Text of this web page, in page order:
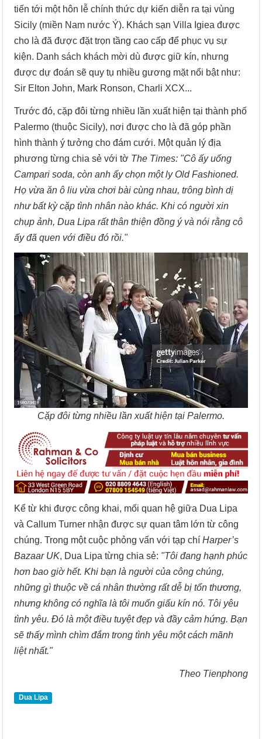
tiến tới một hôn lễ chính thức dự kiến diễn ra tại vùng
Sicily (miền Nam nước Ý). Khách sạn Villa Igiea được
cho là đã được đặt trọn tầng cao cấp để phục vụ sự
kiện. Danh sách khách mời dù được giữ kín, nhưng
được dự đoán sẽ quy tụ nhiều gương mặt nổi bật như:
Sir Elton John, Mark Ronson, Charli XCX...
Trước đó, cặp đôi từng nhiều lần xuất hiện tại thành phố
Palermo (thuộc Sicily), nơi được cho là đã góp phần
hình thành ý tưởng cho đám cưới. Một quản lý địa
phương từng chia sẻ với tờ The Times: "Cô ấy uống
Campari soda, còn anh ấy chọn một ly Old Fashioned.
Họ vừa ăn ô liu vừa chơi bài cùng nhau, trông bình dị
như bất kỳ cặp tình nhân nào khác. Khi có người xin
chụp ảnh, Dua Lipa rất thân thiện đồng ý và nói rằng cô
ấy đã quen với điều đó rồi."
Cặp đôi từng nhiều lần xuất hiện tại Palermo.
Kể từ khi được công khai, mối quan hệ giữa Dua Lipa
và Callum Turner nhận được sự quan tâm lớn từ công
chúng. Trong một cuộc phỏng vấn với tạp chíHarper’s
Bazaar UK, Dua Lipa từng chia sẻ: "Tôi đang hạnh phúc
hơn bao giờ hết. Khi bạn là người của công chúng,
những gì thuộc về cá nhân thường rất dễ bị tổn thương,
nhưng không có nghĩa là tôi muốn giấu kín nó. Tôi yêu
tình yêu. Đó là một điều tuyệt đẹp và đầy cảm hứng. Bạn
sẽ thấy mình chìm đắm trong tình yêu một cách mãnh
liệt nhất."
Theo Tienphong
Dua Lipa